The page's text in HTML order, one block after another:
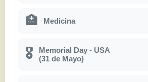
🏥 Medicina
🎖
Memorial Day - USA
(31 de Mayo)